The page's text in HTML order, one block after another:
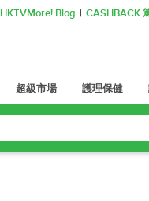
HKTVMore! Blog CASHBACK
超級市場 護理保健